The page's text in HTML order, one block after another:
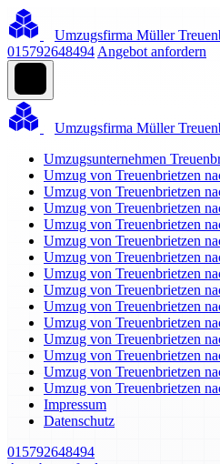
Umzugsfirma Müller
015792648494 Angebot anfordern
Umzugsfirma Müller
Umzugsunternehmen
Umzug von Treuenbrietzen
Umzug von Treuenbrietzen
Umzug von Treuenbrietzen
Umzug von Treuenbrietzen
Umzug von Treuenbrietzen
Umzug von Treuenbrietzen
Umzug von Treuenbrietzen
Umzug von Treuenbrietzen
Umzug von Treuenbrietzen
Umzug von Treuenbrietzen
Umzug von Treuenbrietzen
Umzug von Treuenbrietzen
Umzug von Treuenbrietzen
Umzug von Treuenbrietzen
Impressum
Datenschutz
015792648494